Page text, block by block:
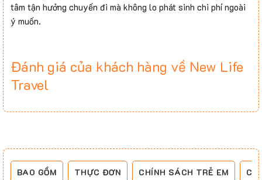
tâm tận hưởng chuyến đi mà không lo phát sinh chi phí ngoài
ý muốn.
Đánh giá của khách hàng về New Life
Travel
BAO GỒM THỰC ĐƠN CHÍNH SÁCH TRẺ EM